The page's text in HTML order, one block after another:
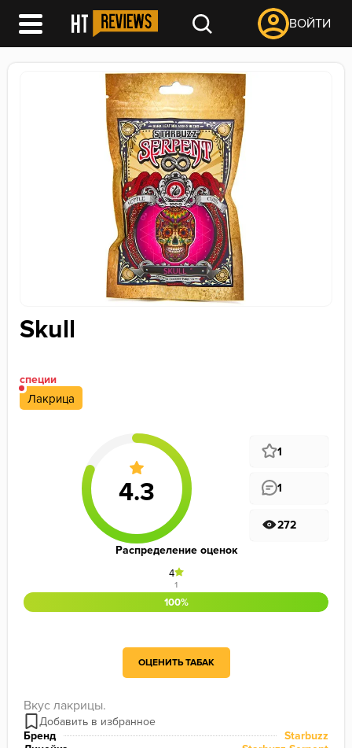
ВОЙТИ
Skull
специи
Лакрица
Вкус лакрицы.
Бренд
Starbuzz
1
1
272
Распределение оценок
100%
4
1
ОЦЕНИТЬ ТАБАК